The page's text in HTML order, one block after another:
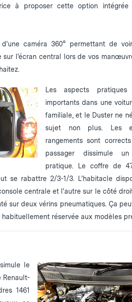
à proposer cette option intégrée
caméra 360° permettant de
l'écran central lors de vos
Les aspects
importants dans une
familiale, et le Duster ne
sujet non plus. Les
rangements sont
passager dissimule
pratique. Le coffre de
se rabattre 2/3-1/3. L'habitacle
centrale et l'autre sur le côté
sur deux vérins pneumatiques. Ça
réservée aux modèles
le
Renault-
1461